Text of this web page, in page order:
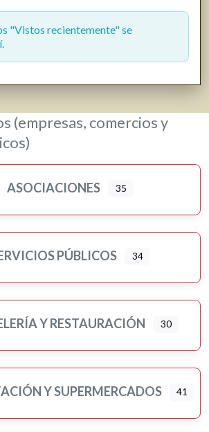
y restauración
y telecomunicaciones
y viveros
papelerías e impresión digital
belleza y estética
"Vistos recientemente" se
(empresas, comercios y
ASOCIACIONES 35
PÚBLICOS 34
Y RESTAURACIÓN 30
Y SUPERMERCADOS 41